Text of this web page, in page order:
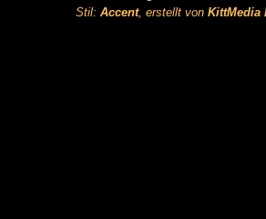
Stil: Accent, erstellt von KittMedia